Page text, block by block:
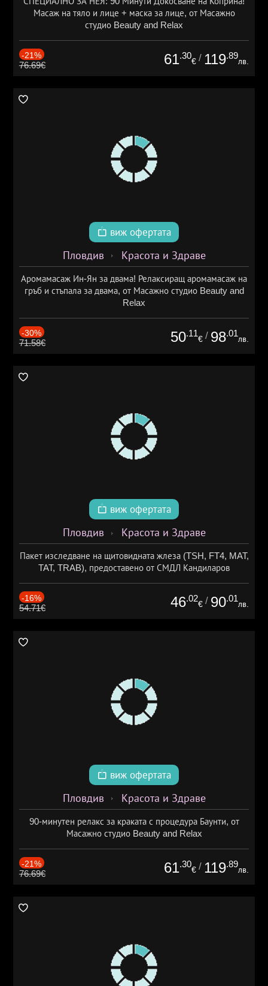
Масаж на тяло и лице + маска за лице, от Масажно
студио Beauty and Relax
-21%
76.69€ 61.30
€ / 119.89
лв.
виж офертата
Пловдив Красота и Здраве
Аромамасаж Ин-Ян за двама! Релаксиращ аромамасаж на
гръб и стъпала за двама, от Масажно студио Beauty and
Relax
-30%
71.58€ 50.11
€ / 98.01
лв.
виж офертата
Пловдив Красота и Здраве
Пакет изследване на щитовидната жлеза (TSH, FT4, MAT,
TAT, TRAB), предоставено от СМДЛ Кандиларов
-16%
54.71€ 46.02
€ / 90.01
лв.
виж офертата
Пловдив Красота и Здраве
90-минутен релакс за краката с процедура Баунти, от
Масажно студио Beauty and Relax
-21%
76.69€ 61.30
€ / 119.89
лв.